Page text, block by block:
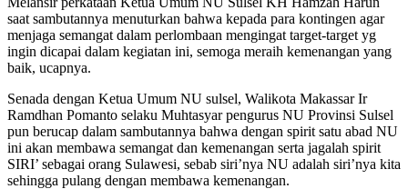
saat sambutannya menuturkan bahwa kepada para kontingen agar
menjaga semangat dalam perlombaan mengingat target-target yg
ingin dicapai dalam kegiatan ini, semoga meraih kemenangan yang
baik, ucapnya.
Senada dengan Ketua Umum NU sulsel, Walikota Makassar Ir
Ramdhan Pomanto selaku Muhtasyar pengurus NU Provinsi Sulsel
pun berucap dalam sambutannya bahwa dengan spirit satu abad NU
ini akan membawa semangat dan kemenangan serta jagalah spirit
SIRI’ sebagai orang Sulawesi, sebab siri’nya NU adalah siri’nya kita
sehingga pulang dengan membawa kemenangan.